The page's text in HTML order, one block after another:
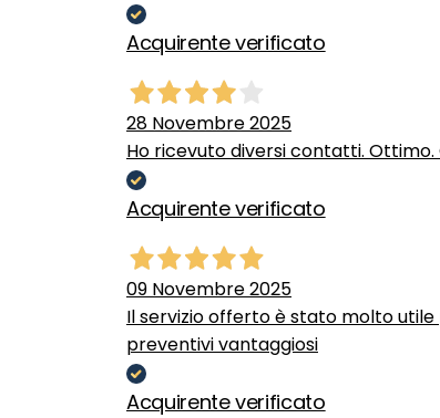
Acquirente verificato
28 Novembre 2025
Ho ricevuto diversi contatti.
Acquirente verificato
09 Novembre 2025
Il servizio offerto è stato molto
preventivi vantaggiosi
Acquirente verificato